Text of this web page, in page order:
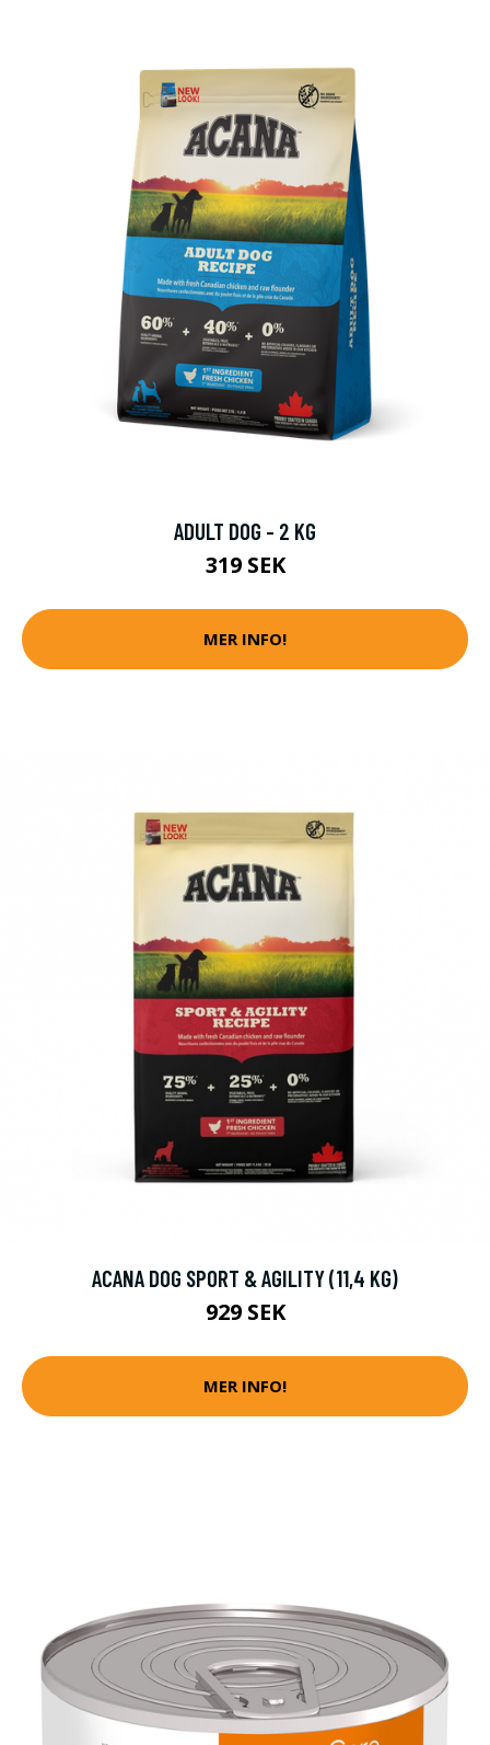
ADULT DOG - 2 KG
319 SEK
MER INFO!
ACANA DOG SPORT & AGILITY (11,4 KG)
929 SEK
MER INFO!